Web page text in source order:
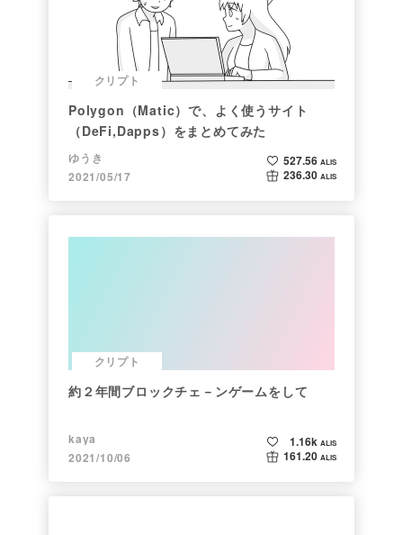
クリプト
Polygon（Matic）で、よく使うサイト
（DeFi,Dapps）をまとめてみた
ゆうき
2021/05/17
527.56 ALIS
236.30 ALIS
クリプト
約２年間ブロックチェ－ンゲームをして
kaya
2021/10/06
1.16k ALIS
161.20 ALIS